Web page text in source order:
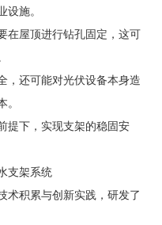
施。
在屋顶进行钻孔固定，这可
，还可能对光伏设备本身造
提下，实现支架的稳固安
支架系统
术积累与创新实践，研发了